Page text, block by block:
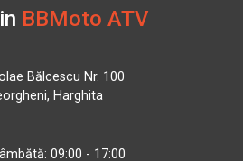
BBMoto ATV
Bălcescu Nr. 100
Harghita
09:00 - 17:00